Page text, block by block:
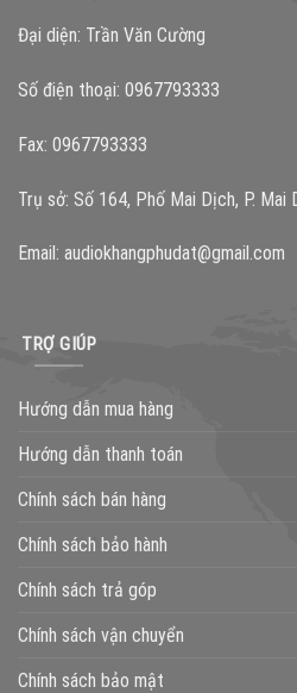
Đại diện: Trần Văn Cường
Số điện thoại: 0967793333
Fax: 0967793333
Trụ sở: Số 164, Phố Mai Dịch, P. Mai
Email: audiokhangphudat@gmail.com
TRỢ GIÚP
Hướng dẫn mua hàng
Hướng dẫn thanh toán
Chính sách bán hàng
Chính sách bảo hành
Chính sách trả góp
Chính sách vận chuyển
Chính sách bảo mật